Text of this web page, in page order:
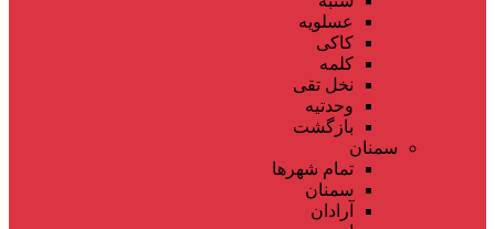
عسلویه
کاکی
کلمه
نخل تقی
وحدتیه
بازگشت
سمنان
تمام شهر‌ها
سمنان
آرادان